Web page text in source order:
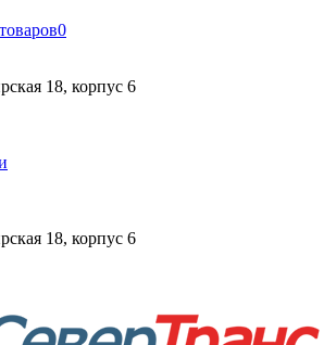
0
18, корпус 6
18, корпус 6